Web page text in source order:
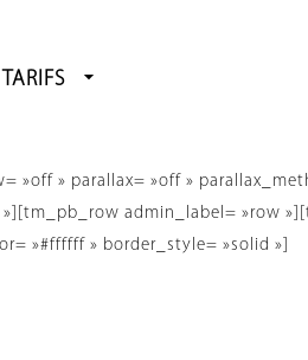
TARIFS
» parallax= »off »
admin_label= »row
»#ffffff » border_style= »solid »]